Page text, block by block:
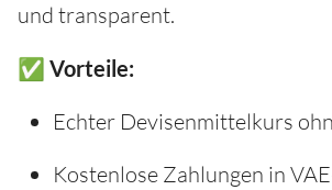
und transparent.
✅ Vorteile:
Echter Devisenmittelkurs
Kostenlose Zahlungen in